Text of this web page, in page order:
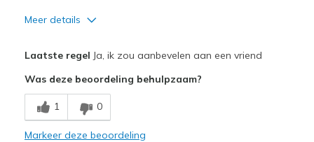
Meer details
Comfortable
Stylish
Laatste regel Ja, ik zou aanbevelen aan een vriend
Was deze beoordeling behulpzaam?
1 0
Markeer deze beoordeling